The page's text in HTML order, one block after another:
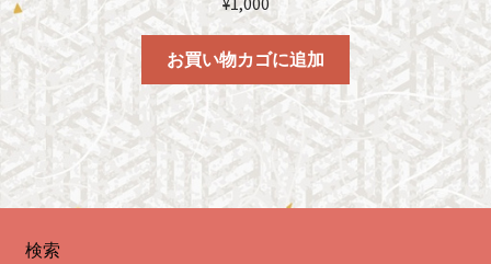
お買い物カゴに追加
検索